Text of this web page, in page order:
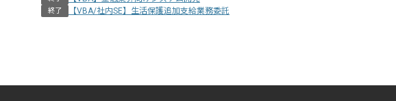
終了 【VBA/社内SE】生活保護追加支給業務委託